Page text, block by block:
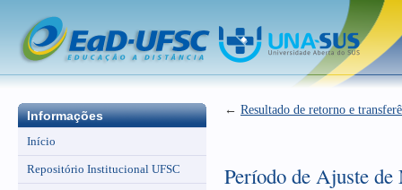
Informações
Início
Repositório Institucional UFSC
← Resultado de retorno e
Período de Ajuste